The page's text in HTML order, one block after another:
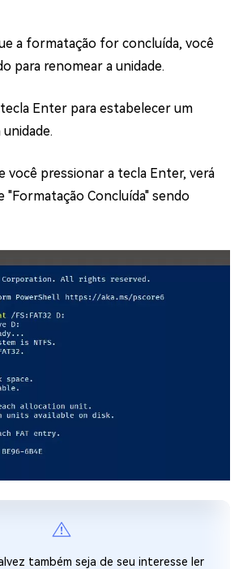
a formatação for concluída, você
para renomear a unidade.
Enter para estabelecer um
você pressionar a tecla Enter, verá
"Formatação Concluída" sendo
também seja de seu interesse ler